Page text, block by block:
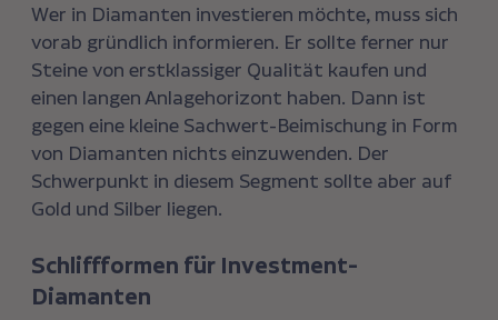
Wer in Diamanten investieren möchte, muss sich
vorab gründlich informieren. Er sollte ferner nur
Steine von erstklassiger Qualität kaufen und
einen langen Anlagehorizont haben. Dann ist
gegen eine kleine Sachwert-Beimischung in Form
von Diamanten nichts einzuwenden. Der
Schwerpunkt in diesem Segment sollte aber auf
Gold und Silber liegen.
Schliffformen für Investment-
Diamanten